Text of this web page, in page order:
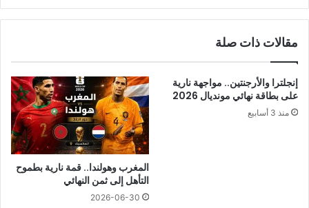
مقالات ذات صلة
إنجلترا والأرجنتين.. مواجهة نارية
على بطاقة نهائي مونديال 2026
منذ 3 أسابيع
المغرب وهولندا.. قمة نارية بطموح
التأهل إلى ثمن النهائي
2026-06-30